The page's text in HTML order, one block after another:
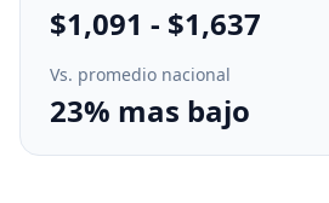
$1,091 - $1,637
Vs. promedio nacional
23% mas bajo